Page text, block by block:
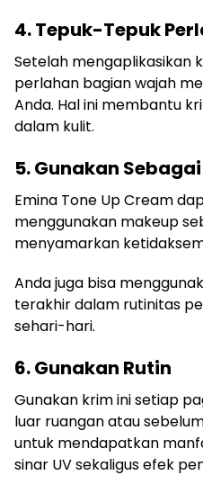
4. Tepuk-Tepuk
Setelah mengaplikasikan
perlahan bagian wajah
Anda. Hal ini membantu
dalam kulit.
5. Gunakan
Emina Tone Up Cream
menggunakan makeup
menyamarkan
Anda juga bisa
terakhir dalam rutinitas
sehari-hari.
6. Gunakan Rutin
Gunakan krim ini setiap
luar ruangan atau
untuk mendapatkan
sinar UV sekaligus efek